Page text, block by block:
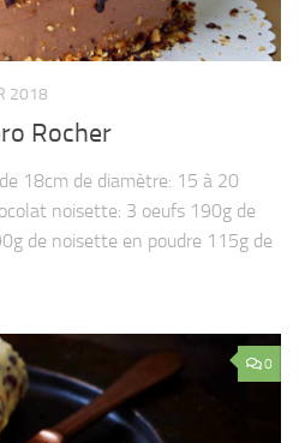
2018
Rocher
18cm de diamètre: 15 à 20
noisette: 3 oeufs 190g de
de noisette en poudre 115g de
0